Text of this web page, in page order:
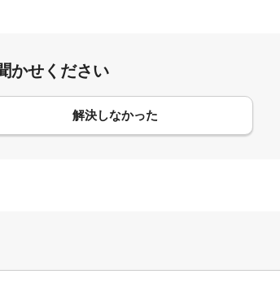
かせください
解決しなかった